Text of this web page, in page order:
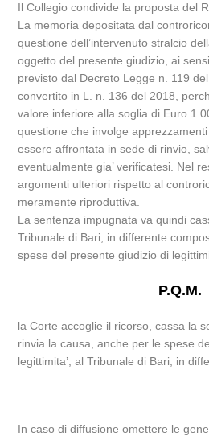
Il Collegio condivide la proposta del
La memoria depositata dal
questione dell’intervenuto stralcio
oggetto del presente giudizio, ai
previsto dal Decreto Legge n. 119
convertito in L. n. 136 del 2018,
valore inferiore alla soglia di Euro
questione che involge
essere affrontata in sede di rinvio,
eventualmente gia’ verificatesi. Nel
argomenti ulteriori rispetto al
meramente riproduttiva.
La sentenza impugnata va quindi
Tribunale di Bari, in differente
spese del presente giudizio di
P.Q.M.
la Corte accoglie il ricorso, cassa la
rinvia la causa, anche per le spese
legittimita’, al Tribunale di Bari, in
In caso di diffusione omettere le